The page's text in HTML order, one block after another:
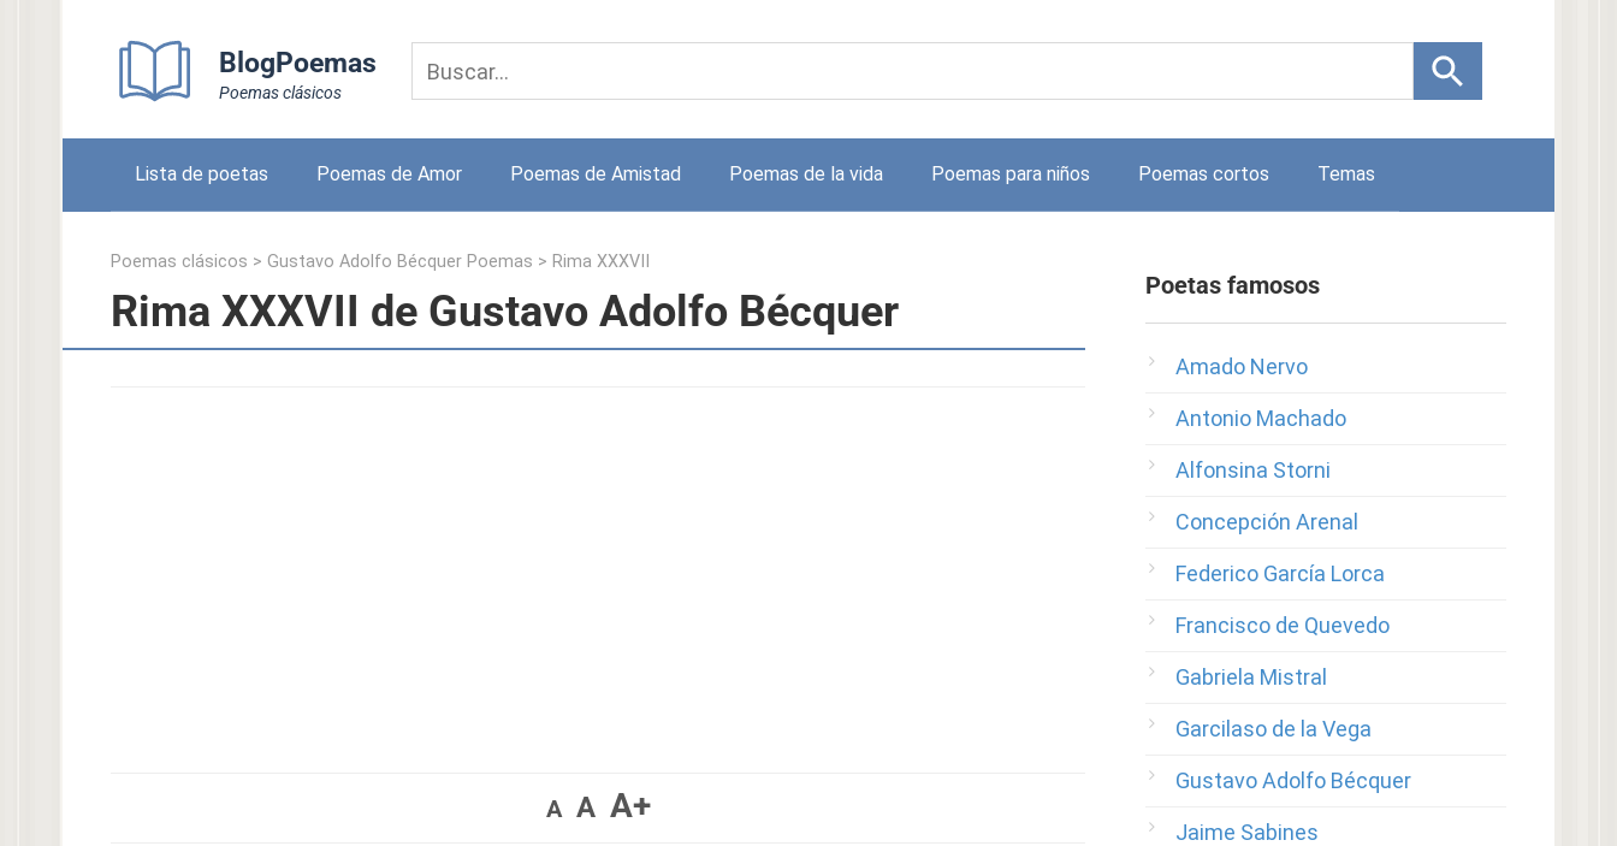
BlogPoemas
Poemas clásicos
Lista de poetas Poemas de Amor Poemas de Amistad Poemas de la vida Poemas para niños Poemas cortos Temas
Poemas clásicos > Gustavo Adolfo Bécquer Poemas > Rima XXXVII
Rima XXXVII de Gustavo Adolfo Bécquer
A A A+
Poetas famosos
Amado Nervo
Antonio Machado
Alfonsina Storni
Concepción Arenal
Federico García Lorca
Francisco de Quevedo
Gabriela Mistral
Garcilaso de la Vega
Gustavo Adolfo Bécquer
Jaime Sabines